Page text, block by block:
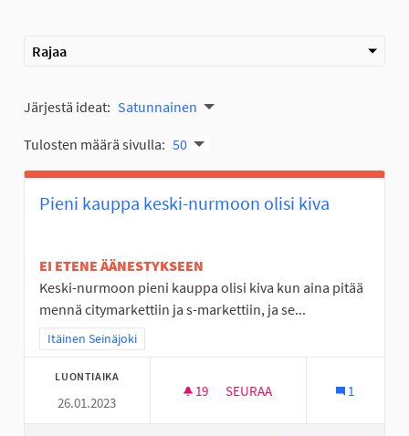
Rajaa
Järjestä ideat: Satunnainen
Tulosten määrä sivulla: 50
Pieni kauppa keski-nurmoon olisi kiva
EI ETENE ÄÄNESTYKSEEN
Keski-nurmoon pieni kauppa olisi kiva kun aina pitää
mennä citymarkettiin ja s-markettiin, ja se...
Rajaa tulokset teeman mukaan: Itäinen Seinäjoki
Itäinen Seinäjoki
LUONTIAIKA
26.01.2023
19 19 SEURAAJAA
SEURAA 1